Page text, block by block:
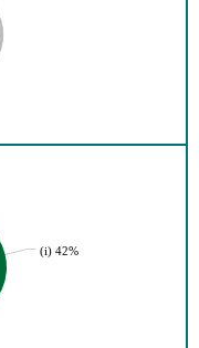
(i) 42%